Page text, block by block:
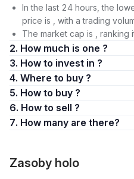
In the last 24 hours, the
price is , with a trading
The market cap is , ranking
2. How much is one ?
3. How to invest in ?
4. Where to buy ?
5. How to buy ?
6. How to sell ?
7. How many are there?
Zasoby holo